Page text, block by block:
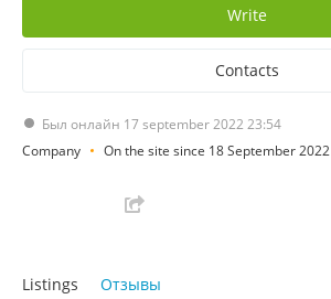
Write
Contacts
Был онлайн 17 september 2022 23:54
Company
On the site since 18 September 2022
Listings Отзывы